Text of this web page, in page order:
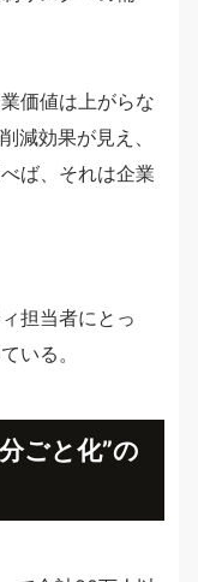
価値は上がらな
減効果が見え、
ば、それは企業
担当者にとっ
いる。
ごと化”の